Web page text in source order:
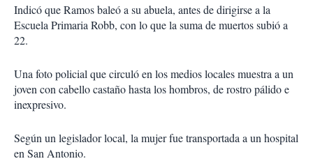
Indicó que Ramos baleó a su abuela, antes de diri­girse a la
Escuela Primaria Robb, con lo que la suma de muertos subió a
22.
Una foto policial que circuló en los medios loca­les muestra a un
joven con cabello castaño hasta los hombros, de rostro pálido e
inexpresivo.
Según un legislador local, la mujer fue transpor­tada a un hospital
en San Antonio.